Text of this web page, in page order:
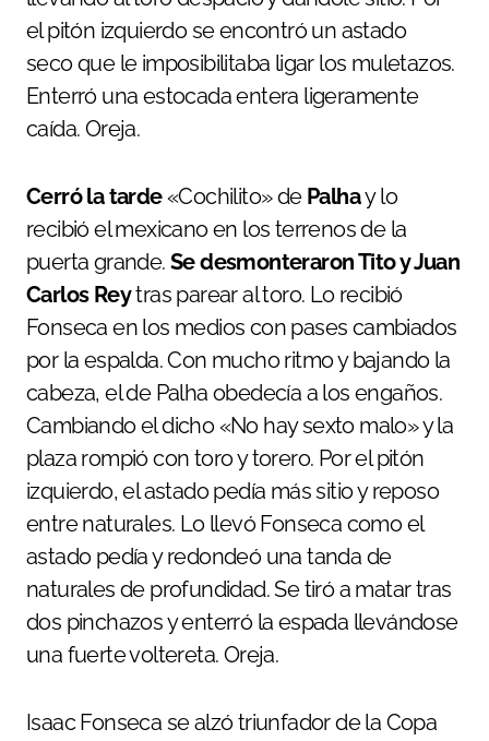
el pitón izquierdo se encontró un astado
seco que le imposibilitaba ligar los muletazos.
Enterró una estocada entera ligeramente
caída. Oreja.
Cerró la tarde«Cochilito» de Palhay lo
recibió el mexicano en los terrenos de la
puerta grande.Se desmonteraron Tito y Juan
Carlos Reytras parear al toro. Lo recibió
Fonseca en los medios con pases cambiados
por la espalda. Con mucho ritmo y bajando la
cabeza, el de Palha obedecía a los engaños.
Cambiando el dicho «No hay sexto malo» y la
plaza rompió con toro y torero. Por el pitón
izquierdo, el astado pedía más sitio y reposo
entre naturales. Lo llevó Fonseca como el
astado pedía y redondeó una tanda de
naturales de profundidad. Se tiró a matar tras
dos pinchazos y enterró la espada llevándose
una fuerte voltereta. Oreja.
Isaac Fonseca se alzó triunfador de la Copa